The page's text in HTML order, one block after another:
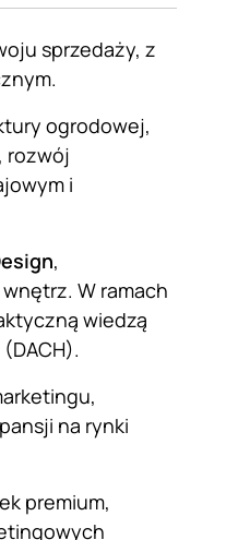
sprzedaży, z
ogrodowej,
rozwój
i
,
W ramach
wiedzą
na rynki
premium,